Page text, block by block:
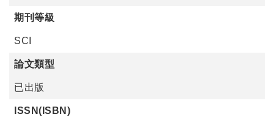
期刊等級
SCI
論文類型
已出版
ISSN(ISBN)